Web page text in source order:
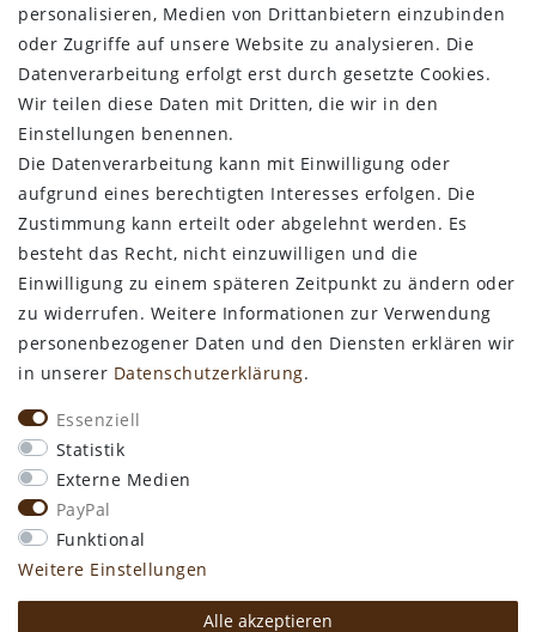
Impressum
Widerrufsbelehrung
Bestellung widerrufen
ALLGEMEINES
Kontakt
Zahlungsarten
Versand & Lieferzeit
Newsletter-Anmeldung
Kostengünstige Ledermuster
kostenfreier Versand ab 50€ in Deutschland
kostengünstige Leder-Musterstücke
kostenlose Beratung* +49 (0) 75 74 / 93 28 19
große SoftArt® Lederauswahl
große Farbvielfalt für alle SoftArt® Leder
personalisieren, Medien von Drittanbietern einzubinden
oder Zugriffe auf unsere Website zu analysieren. Die
Datenverarbeitung erfolgt erst durch gesetzte Cookies.
Wir teilen diese Daten mit Dritten, die wir in den
Einstellungen benennen.
Die Datenverarbeitung kann mit Einwilligung oder
aufgrund eines berechtigten Interesses erfolgen. Die
Zustimmung kann erteilt oder abgelehnt werden. Es
besteht das Recht, nicht einzuwilligen und die
Einwilligung zu einem späteren Zeitpunkt zu ändern oder
zu widerrufen. Weitere Informationen zur Verwendung
personenbezogener Daten und den Diensten erklären wir
in unserer Daten­schutz­erklärung.
Essenziell
Statistik
Externe Medien
PayPal
Funktional
Weitere Einstellungen
Alle akzeptieren